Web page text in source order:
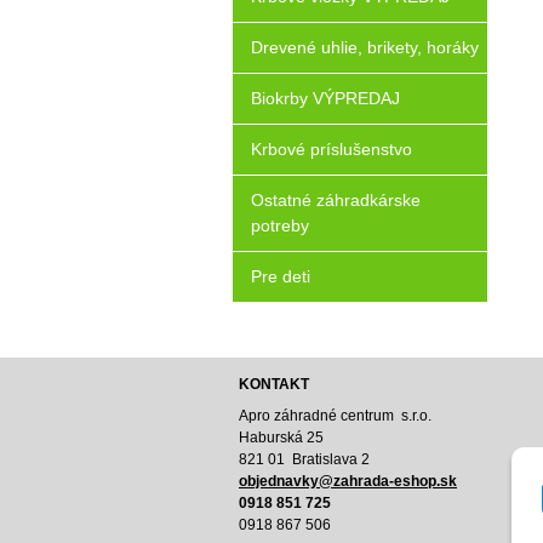
Drevené uhlie, brikety, horáky
Biokrby VÝPREDAJ
Krbové príslušenstvo
Ostatné záhradkárske
potreby
Pre deti
KONTAKT
Apro záhradné centrum s.r.o.
Haburská 25
821 01 Bratislava 2
objednavky@zahrada-eshop.sk
0918 851 725
0918 867 506